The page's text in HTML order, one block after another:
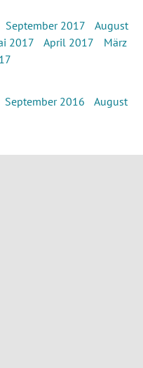
September 2017
August
2017 April 2017
März
September 2016
August